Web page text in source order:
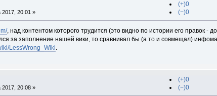
2017, 20:01 »
(+)0
(−)0
, над контентом которого трудится (это видно по истории его правок -
за заполнение нашей вики, то сравнивал бы (а то и совмещал)
LessWrong_Wiki.
2017, 20:08 »
(+)0
(−)0